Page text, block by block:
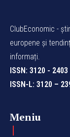
ClubEconomic -
europene și
informați.
ISSN: 3120 - 2403
ISSN-L: 3120 –
Meniu